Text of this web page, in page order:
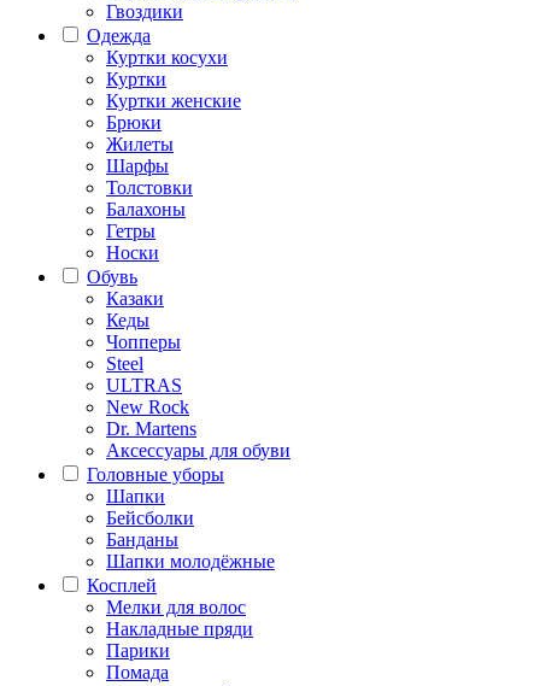
Гвоздики
Одежда
Куртки косухи
Куртки
Куртки женские
Брюки
Жилеты
Шарфы
Толстовки
Балахоны
Гетры
Носки
Обувь
Казаки
Кеды
Чопперы
Steel
ULTRAS
New Rock
Dr. Martens
Аксессуары для обуви
Головные уборы
Шапки
Бейсболки
Банданы
Шапки молодёжные
Косплей
Мелки для волос
Накладные пряди
Парики
Помада